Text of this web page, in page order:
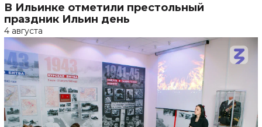
В Ильинке отметили престольный
праздник Ильин день
4 августа